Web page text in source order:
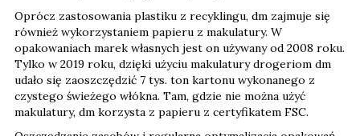
Oprócz zastosowania plastiku z recyklingu, dm zajmuje się
również wykorzystaniem papieru z makulatury. W
opakowaniach marek własnych jest on używany od 2008 roku.
Tylko w 2019 roku, dzięki użyciu makulatury drogeriom dm
udało się zaoszczędzić 7 tys. ton kartonu wykonanego z
czystego świeżego włókna. Tam, gdzie nie można użyć
makulatury, dm korzysta z papieru z certyfikatem FSC.